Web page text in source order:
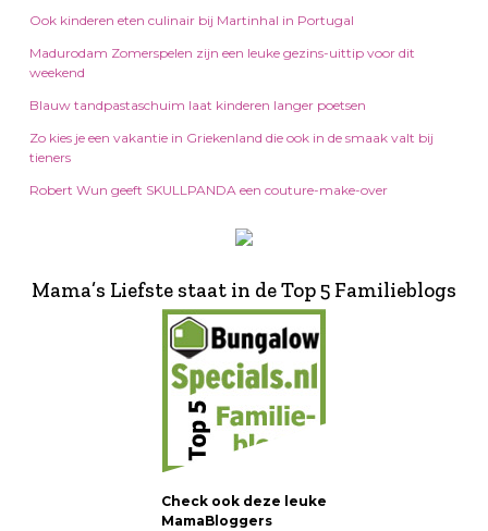
Ook kinderen eten culinair bij Martinhal in Portugal
Madurodam Zomerspelen zijn een leuke gezins-uittip voor dit
weekend
Blauw tandpastaschuim laat kinderen langer poetsen
Zo kies je een vakantie in Griekenland die ook in de smaak valt bij
tieners
Robert Wun geeft SKULLPANDA een couture-make-over
Mama’s Liefste staat in de Top 5 Familieblogs
Check ook deze leuke
MamaBloggers